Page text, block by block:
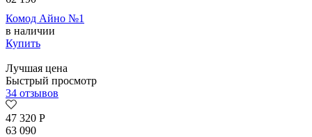
Комод Айно №1
в наличии
Купить
Лучшая цена
Быстрый просмотр
34 отзывов
47 320 Р
63 090